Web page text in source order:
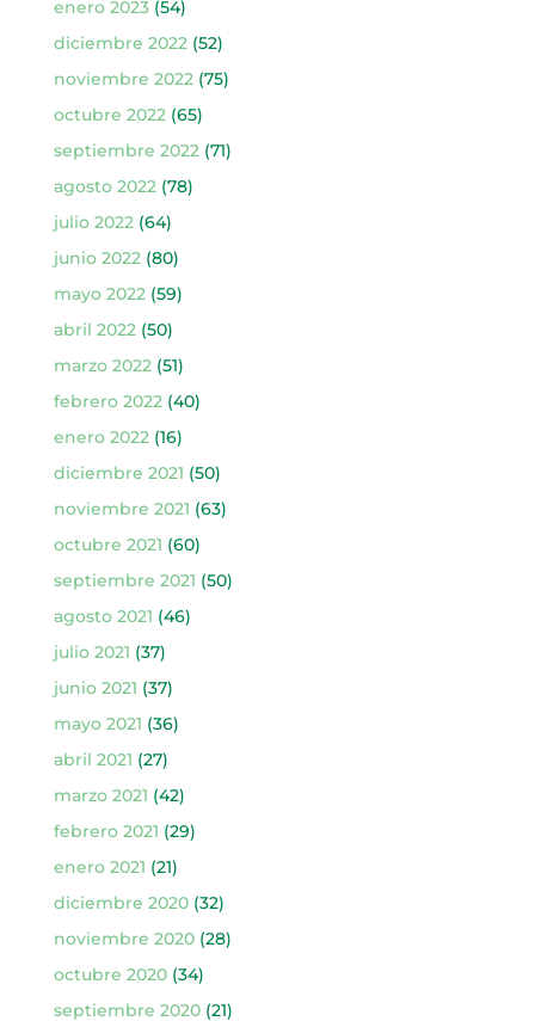
enero 2023(54)
diciembre 2022(52)
noviembre 2022(75)
octubre 2022(65)
septiembre 2022(71)
agosto 2022(78)
julio 2022(64)
junio 2022(80)
mayo 2022(59)
abril 2022(50)
marzo 2022(51)
febrero 2022(40)
enero 2022(16)
diciembre 2021 (50)
noviembre 2021 (63)
octubre 2021 (60)
septiembre 2021 (50)
agosto 2021 (46)
julio 2021 (37)
junio 2021 (37)
mayo 2021 (36)
abril 2021 (27)
marzo 2021 (42)
febrero 2021 (29)
enero 2021 (21)
diciembre 2020(32)
noviembre 2020(28)
octubre 2020(34)
septiembre 2020(21)